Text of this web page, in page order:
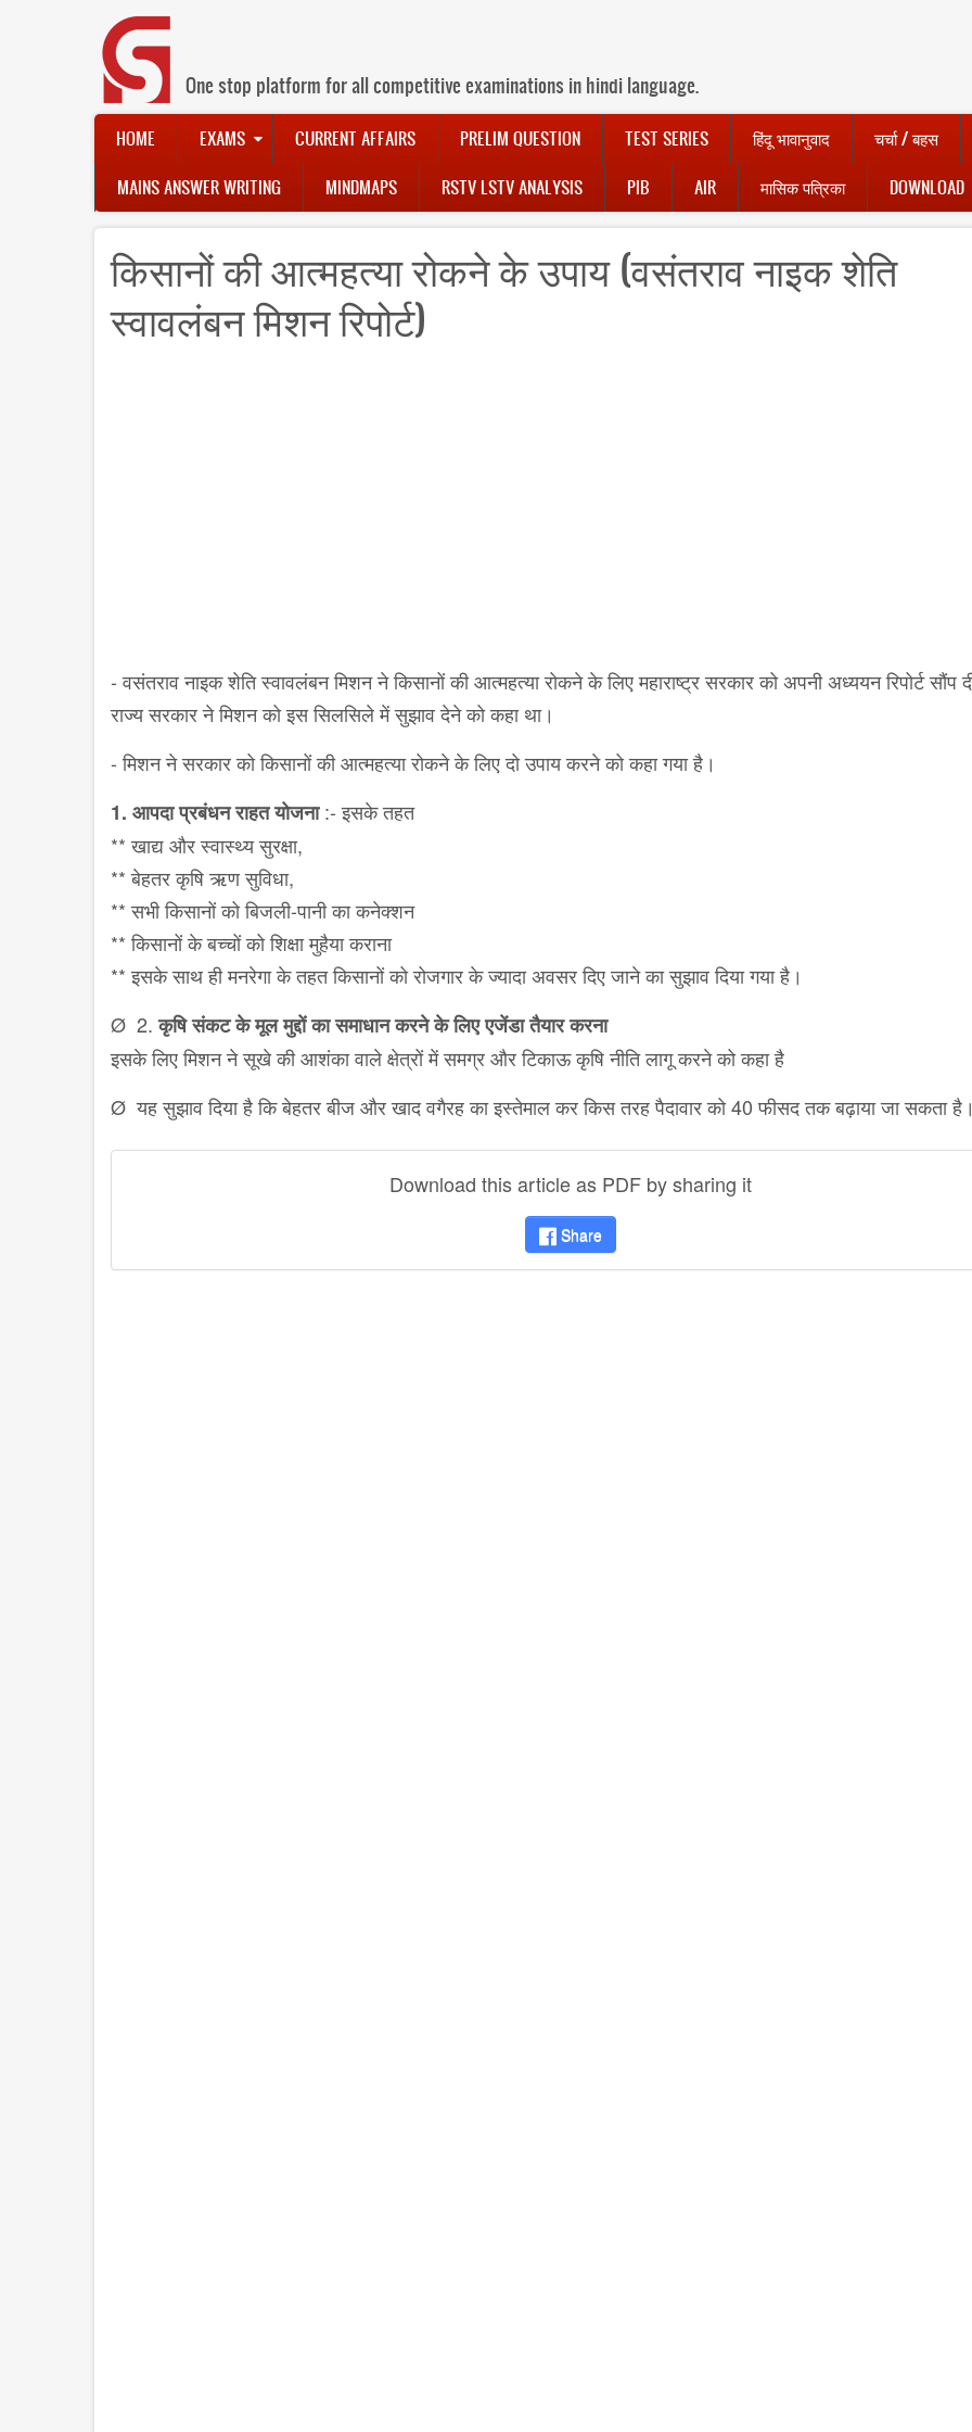
One stop platform for all competitive examinations in hindi language.
Main
navigation
HOME EXAMS CURRENT AFFAIRS PRELIM QUESTION TEST SERIES हिंदू भावानुवाद चर्चा / बहस
MAINS ANSWER WRITING MINDMAPS RSTV LSTV ANALYSIS PIB AIR मासिक पत्रिका DOWNLOAD
किसानों की आत्महत्या रोकने के उपाय (वसंतराव नाइक शेति
स्वावलंबन मिशन रिपोर्ट)
- वसंतराव नाइक शेति स्वावलंबन मिशन ने किसानों की आत्महत्या रोकने के लिए महाराष्ट्र सरकार को अपनी अध्ययन रिपोर्ट सौंप
राज्य सरकार ने मिशन को इस सिलसिले में सुझाव देने को कहा था।
- मिशन ने सरकार को किसानों की आत्महत्या रोकने के लिए दो उपाय करने को कहा गया है।
1. आपदा प्रबंधन राहत योजना:- इसके तहत
** खाद्य और स्वास्थ्य सुरक्षा,
** बेहतर कृषि ऋण सुविधा,
** सभी किसानों को बिजली-पानी का कनेक्शन
** किसानों के बच्चों को शिक्षा मुहैया कराना
** इसके साथ ही मनरेगा के तहत किसानों को रोजगार के ज्यादा अवसर दिए जाने का सुझाव दिया गया है।
Ø 2.कृषि संकट के मूल मुद्दों का समाधान करने के लिए एजेंडा तैयार करना
इसके लिए मिशन ने सूखे की आशंका वाले क्षेत्रों में समग्र और टिकाऊ कृषि नीति लागू करने को कहा है
Ø यह सुझाव दिया है कि बेहतर बीज और खाद वगैरह का इस्तेमाल कर किस तरह पैदावार को 40 फीसद तक बढ़ाया जा सकता
Download this article as PDF by sharing it
Share